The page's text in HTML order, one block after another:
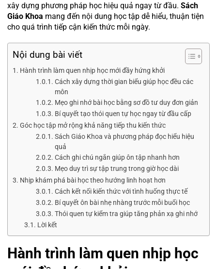
xây dựng phương pháp học hiệu quả ngay từ đầu. Sách
Giáo Khoa mang đến nội dung học tập dễ hiểu, thuận tiện
cho quá trình tiếp cận kiến thức mỗi ngày.
Nội dung bài viết
Hành trình làm quen nhịp học mới đầy hứng khởi
Cách xây dựng thời gian biểu giúp học đều các
môn
Mẹo ghi nhớ bài học bằng sơ đồ tư duy đơn giản
Bí quyết tạo thói quen tự học ngay từ đầu cấp
Góc học tập mở rộng khả năng tiếp thu kiến thức
Sách Giáo Khoa và phương pháp đọc hiểu hiệu
quả
Cách ghi chú ngắn giúp ôn tập nhanh hơn
Mẹo duy trì sự tập trung trong giờ học dài
Nhịp khám phá bài học theo hướng linh hoạt hơn
Cách kết nối kiến thức với tình huống thực tế
Bí quyết ôn bài nhẹ nhàng trước mỗi buổi học
Thói quen tự kiểm tra giúp tăng phản xạ ghi nhớ
Lời kết
Hành trình làm quen nhịp học